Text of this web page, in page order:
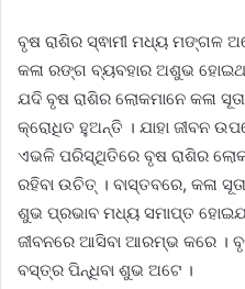
ବୃଷ ରାଶିର ସ୍ଵାମୀ ମଧ୍ୟ ମଙ୍ଗଳ
କଳା ରଙ୍ଗ ବ୍ୟବହାର ଅଶୁଭ
ଯଦି ବୃଷ ରାଶିର ଲୋକମାନେ କଳା
କ୍ରୋଧିତ ହୁଅନ୍ତି । ଯାହା ଜୀବନ
ଏଭଳି ପରିସ୍ଥିତିରେ ବୃଷ ରାଶିର
ରହିବା ଉଚିତ୍ । ବାସ୍ତବରେ, କଳା
ଶୁଭ ପ୍ରଭାବ ମଧ୍ୟ ସମାପ୍ତ
ଜୀବନରେ ଆସିବା ଆରମ୍ଭ କରେ ।
ବସ୍ତ୍ର ପିନ୍ଧିବା ଶୁଭ ଅଟେ ।